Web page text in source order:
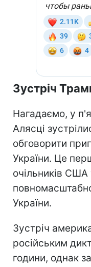
Зустріч
Нагадаємо, у
Алясці
обговорити
України. Це
очільників США
України.
Зустріч
російським
години, однак